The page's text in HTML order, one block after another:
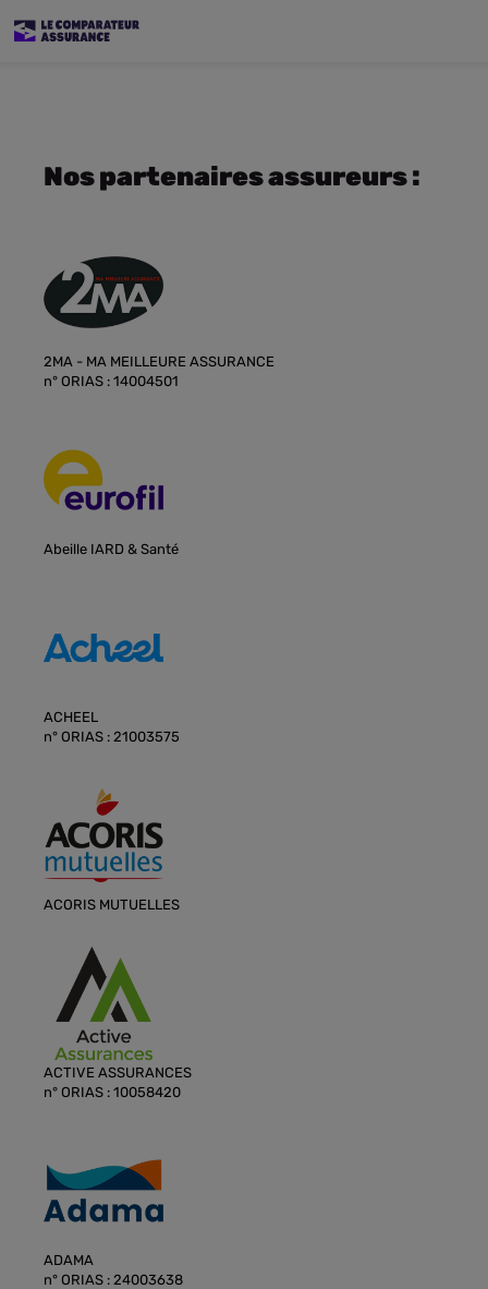
Nos partenaires assureurs :
2MA - MA MEILLEURE ASSURANCE
n° ORIAS : 14004501
Abeille IARD & Santé
ACHEEL
n° ORIAS : 21003575
ACORIS MUTUELLES
ACTIVE ASSURANCES
n° ORIAS : 10058420
ADAMA
n° ORIAS : 24003638